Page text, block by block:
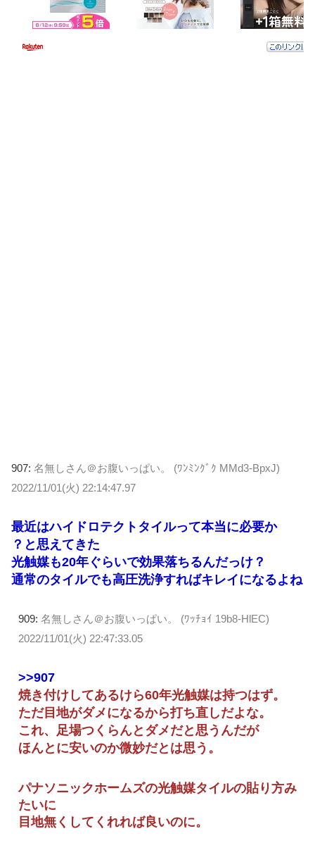
907: 名無しさん＠お腹いっぱい。 (ﾜﾝﾐﾝｸﾞｸ MMd3-BpxJ)
2022/11/01(火) 22:14:47.97
最近はハイドロテクトタイルって本当に必要か
？と思えてきた
光触媒も20年ぐらいで効果落ちるんだっけ？
通常のタイルでも高圧洗浄すればキレイになるよね
909: 名無しさん＠お腹いっぱい。 (ﾜｯﾁｮｲ 19b8-HlEC)
2022/11/01(火) 22:47:33.05
>>907
焼き付けしてあるけら60年光触媒は持つはず。
ただ目地がダメになるから打ち直しだよな。
これ、足場つくらんとダメだと思うんだが
ほんとに安いのか微妙だとは思う。
パナソニックホームズの光触媒タイルの貼り方み
たいに
目地無くしてくれれば良いのに。